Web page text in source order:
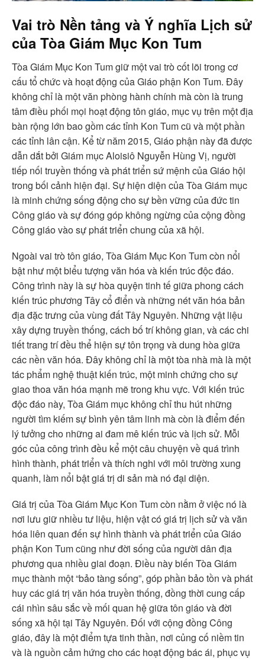
Vai trò Nền tảng và Ý nghĩa Lịch sử
của Tòa Giám Mục Kon Tum
Tòa Giám Mục Kon Tum giữ một vai trò cốt lõi trong cơ
cấu tổ chức và hoạt động của Giáo phận Kon Tum. Đây
không chỉ là một văn phòng hành chính mà còn là trung
tâm điều phối mọi hoạt động tôn giáo, mục vụ trên một địa
bàn rộng lớn bao gồm các tỉnh Kon Tum cũ và một phần
các tỉnh lân cận. Kể từ năm 2015, Giáo phận này đã được
dẫn dắt bởi Giám mục Aloisiô Nguyễn Hùng Vị, người
tiếp nối truyền thống và phát triển sứ mệnh của Giáo hội
trong bối cảnh hiện đại. Sự hiện diện của Tòa Giám mục
là minh chứng sống động cho sự bền vững của đức tin
Công giáo và sự đóng góp không ngừng của cộng đồng
Công giáo vào sự phát triển chung của xã hội.
Ngoài vai trò tôn giáo, Tòa Giám Mục Kon Tum còn nổi
bật như một biểu tượng văn hóa và kiến trúc độc đáo.
Công trình này là sự hòa quyện tinh tế giữa phong cách
kiến trúc phương Tây cổ điển và những nét văn hóa bản
địa đặc trưng của vùng đất Tây Nguyên. Những vật liệu
xây dựng truyền thống, cách bố trí không gian, và các chi
tiết trang trí đều thể hiện sự tôn trọng và dung hòa giữa
các nền văn hóa. Đây không chỉ là một tòa nhà mà là một
tác phẩm nghệ thuật kiến trúc, một minh chứng cho sự
giao thoa văn hóa mạnh mẽ trong khu vực. Với kiến trúc
độc đáo này, Tòa Giám mục không chỉ thu hút những
người tìm kiếm sự bình yên tâm linh mà còn là điểm đến
lý tưởng cho những ai đam mê kiến trúc và lịch sử. Mỗi
góc của công trình đều kể một câu chuyện về quá trình
hình thành, phát triển và thích nghi với môi trường xung
quanh, làm nổi bật giá trị di sản mà nó đại diện.
Giá trị của Tòa Giám Mục Kon Tum còn nằm ở việc nó là
nơi lưu giữ nhiều tư liệu, hiện vật có giá trị lịch sử và văn
hóa liên quan đến sự hình thành và phát triển của Giáo
phận Kon Tum cũng như đời sống của người dân địa
phương qua nhiều giai đoạn. Điều này biến Tòa Giám
mục thành một “bảo tàng sống”, góp phần bảo tồn và phát
huy các giá trị văn hóa truyền thống, đồng thời cung cấp
cái nhìn sâu sắc về mối quan hệ giữa tôn giáo và đời
sống xã hội tại Tây Nguyên. Đối với cộng đồng Công
giáo, đây là một điểm tựa tinh thần, nơi củng cố niềm tin
và là nguồn cảm hứng cho các hoạt động bác ái, phục vụ